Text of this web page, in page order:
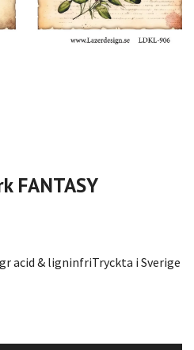
FANTASY
acid & ligninfriTryckta i Sverige